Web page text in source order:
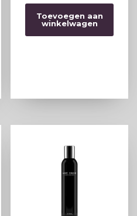
Toevoegen aan
winkelwagen